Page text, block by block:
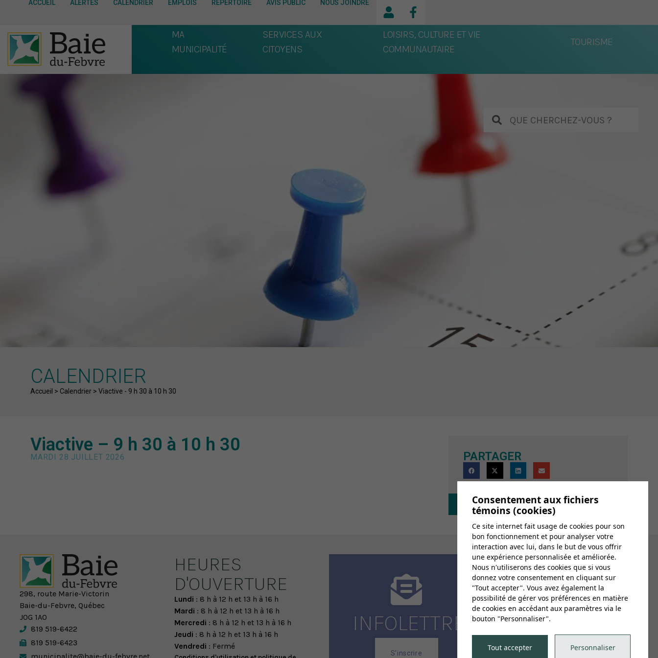
ACCUEIL ALERTES CALENDRIER EMPLOIS RÉPERTOIRE AVIS PUBLIC NOUS JOINDRE
MA
MUNICIPALITÉ
SERVICES AUX
CITOYENS
LOISIRS, CULTURE ET VIE
COMMUNAUTAIRE
TOURISME
CALENDRIER
Fil d'Ariane
Accueil > Calendrier > Viactive - 9 h 30 à 10 h 30
Viactive – 9 h 30 à 10 h 30
MARDI 28 JUILLET 2026 PARTAGER
Retour au calendrier
298, route Marie-Victorin
Baie-du-Febvre, Québec
J0G 1A0
819 519-6422
819 519-6423
HEURES
D'OUVERTURE
Lundi : 8 h à 12 h et 13 h à 16 h
Mardi : 8 h à 12 h et 13 h à 16 h
Mercredi : 8 h à 12 h et 13 h à 16 h
Jeudi : 8 h à 12 h et 13 h à 16 h
Vendredi : Fermé
INFOLETTRE
S'inscrire
Consentement aux fichiers
témoins (cookies)
Ce site internet fait usage de cookies pour son
bon fonctionnement et pour analyser votre
interaction avec lui, dans le but de vous offrir
une expérience personnalisée et améliorée.
Nous n'utiliserons des cookies que si vous
donnez votre consentement en cliquant sur
"Tout accepter". Vous avez également la
possibilité de gérer vos préférences en matière
de cookies en accédant aux paramètres via le
bouton "Personnaliser".
Tout accepter Personnaliser